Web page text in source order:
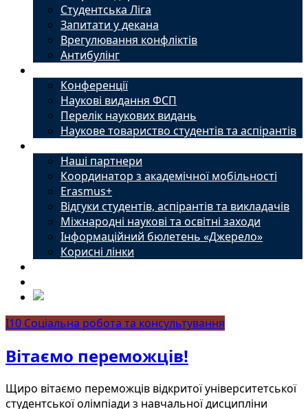
Студентська Ліга
Запитати у декана
Врегулювання конфліктів
Антибулінг
Конференції
Наукові видання ФСП
Перелік наукових видань
Наукове товариство студентів та аспірантів
Наші партнери
Координатор з академічної мобільності
Erasmus+
Відгуки студентів, аспірантів та викладачів
Міжнародні наукові та освітні заходи
Інформаційний бюлетень «Джерело»
Корисні лінки
I10 Соціальна робота та консультування
Вітаємо переможців!
Щиро вітаємо переможців відкритої університетської
студентської олімпіади з навчальної дисципліни